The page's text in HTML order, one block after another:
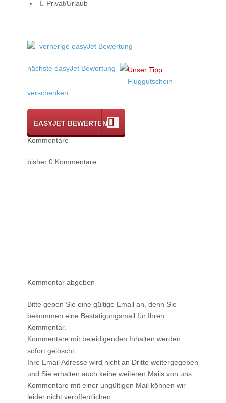
Privat/Urlaub
vorherige easyJet Bewertung
nächste easyJet Bewertung
Unser Tipp:
Fluggutschein
verschenken
EASYJET BEWERTEN
Kommentare
bisher 0 Kommentare
Kommentar abgeben
Bitte geben Sie eine gültige Email an, denn Sie
bekommen eine Bestätigungsmail für Ihren
Kommentar.
Kommentare mit beleidigenden Inhalten werden
sofort gelöscht.
Ihre Email Adresse wird nicht an Dritte weitergegeben
und Sie erhalten auch keine weiteren Mails von uns.
Kommentare mit einer ungültigen Mail können wir
leider nicht veröffentlichen